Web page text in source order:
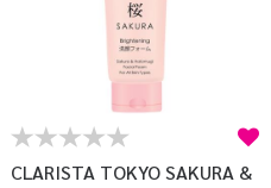
CLARISTA TOKYO SAKURA &